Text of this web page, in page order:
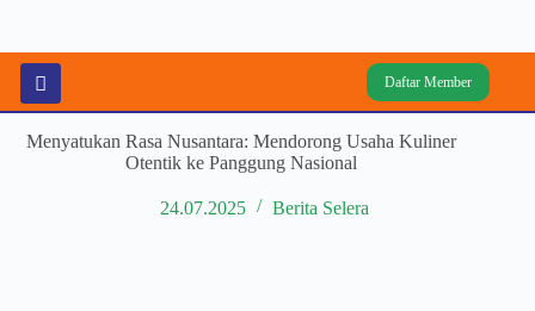
Daftar Member
Menyatukan Rasa Nusantara: Mendorong Usaha Kuliner
Otentik ke Panggung Nasional
24.07.2025 Berita Selera